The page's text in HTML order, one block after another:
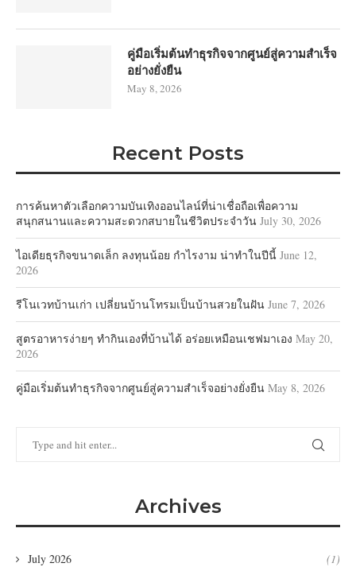
คู่มือเริ่มต้นทำธุรกิจจากศูนย์สู่ความสำเร็จ
อย่างยั่งยืน
May 8, 2026
Recent Posts
การค้นหาตัวเลือกความบันเทิงออนไลน์ที่น่าเชื่อถือเพื่อความ
สนุกสนานและความสะดวกสบายในชีวิตประจำวัน July 30, 2026
ไอเดียธุรกิจขนาดเล็ก ลงทุนน้อย กำไรงาม น่าทำในปีนี้ June 12,
2026
รีโนเวทบ้านเก่า เปลี่ยนบ้านโทรมเป็นบ้านสวยในฝัน June 7, 2026
สูตรอาหารง่ายๆ ทำกินเองที่บ้านได้ อร่อยเหมือนเชฟมาเอง May 20,
2026
คู่มือเริ่มต้นทำธุรกิจจากศูนย์สู่ความสำเร็จอย่างยั่งยืน May 8, 2026
Archives
July 2026 (1)